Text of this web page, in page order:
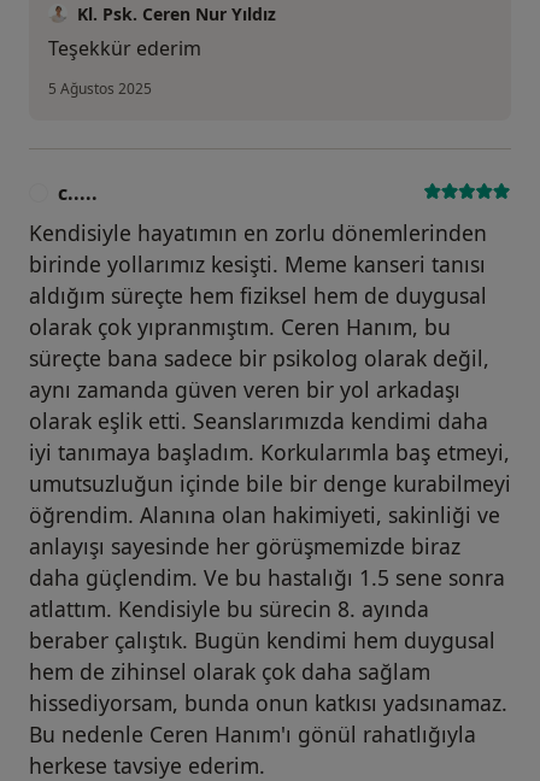
Kl. Psk. Ceren Nur Yıldız
Teşekkür ederim
5 Ağustos 2025
c.....
Kendisiyle hayatımın en zorlu dönemlerinden
birinde yollarımız kesişti. Meme kanseri tanısı
aldığım süreçte hem fiziksel hem de duygusal
olarak çok yıpranmıştım. Ceren Hanım, bu
süreçte bana sadece bir psikolog olarak değil,
aynı zamanda güven veren bir yol arkadaşı
olarak eşlik etti. Seanslarımızda kendimi daha
iyi tanımaya başladım. Korkularımla baş etmeyi,
umutsuzluğun içinde bile bir denge kurabilmeyi
öğrendim. Alanına olan hakimiyeti, sakinliği ve
anlayışı sayesinde her görüşmemizde biraz
daha güçlendim. Ve bu hastalığı 1.5 sene sonra
atlattım. Kendisiyle bu sürecin 8. ayında
beraber çalıştık. Bugün kendimi hem duygusal
hem de zihinsel olarak çok daha sağlam
hissediyorsam, bunda onun katkısı yadsınamaz.
Bu nedenle Ceren Hanım'ı gönül rahatlığıyla
herkese tavsiye ederim.